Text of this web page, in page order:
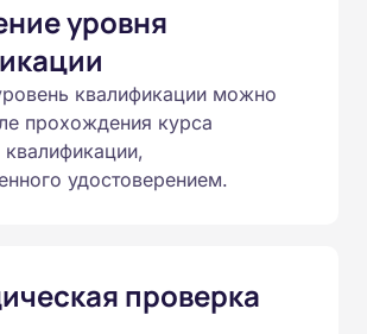
уровня
квалификации можно
прохождения курса
удостоверением.
проверка